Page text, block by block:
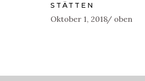
STÄTTEN
Oktober 1, 2018 oben